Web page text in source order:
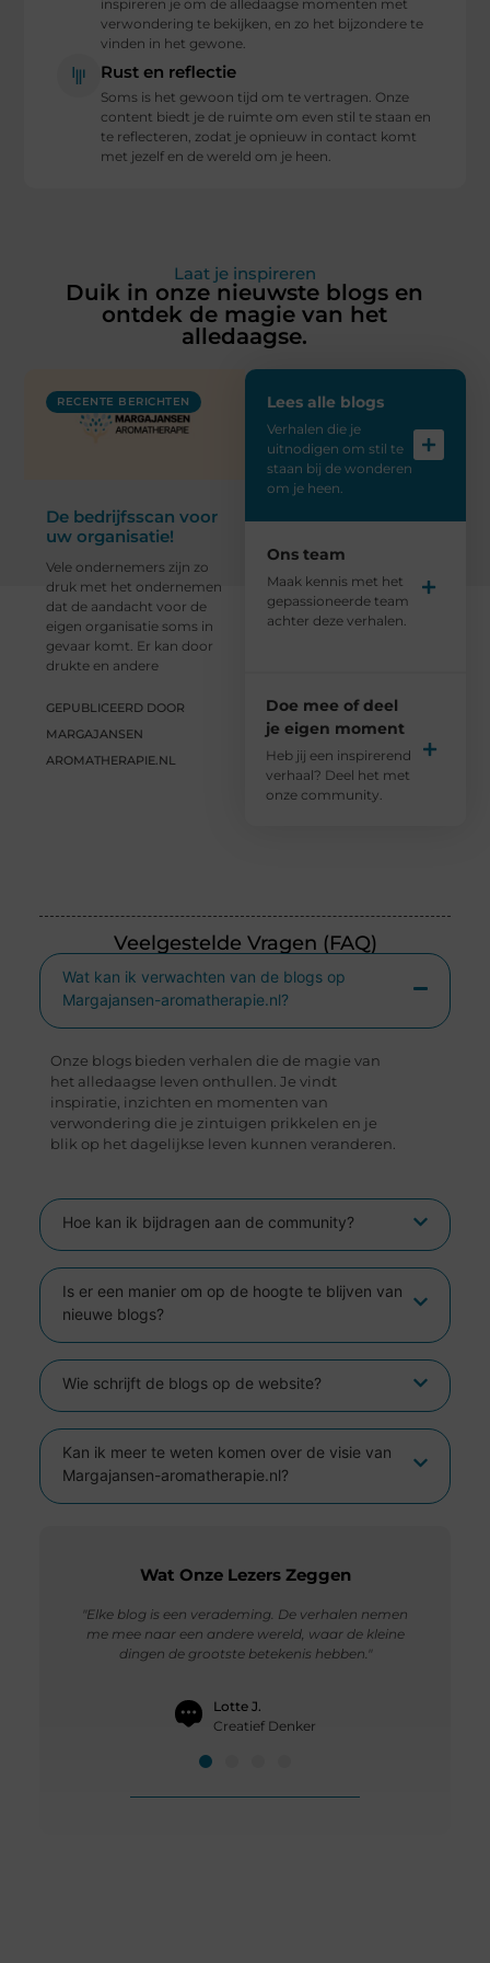
inspireren je om de alledaagse momenten met
verwondering te bekijken, en zo het bijzondere te
vinden in het gewone.
Rust en reflectie
Soms is het gewoon tijd om te vertragen. Onze
content biedt je de ruimte om even stil te staan en
te reflecteren, zodat je opnieuw in contact komt
met jezelf en de wereld om je heen.
Laat je inspireren
Duik in onze nieuwste blogs en
ontdek de magie van het
alledaagse.
RECENTE BERICHTEN
De bedrijfsscan voor
uw organisatie!
Vele ondernemers zijn zo
druk met het ondernemen
dat de aandacht voor de
eigen organisatie soms in
gevaar komt. Er kan door
drukte en andere
GEPUBLICEERD DOOR
MARGAJANSEN
AROMATHERAPIE.NL
Lees alle blogs
Verhalen die je
uitnodigen om stil te
staan bij de wonderen
om je heen.
Ons team
Maak kennis met het
gepassioneerde team
achter deze verhalen.
Doe mee of deel
je eigen moment
Heb jij een inspirerend
verhaal? Deel het met
onze community.
Veelgestelde Vragen (FAQ)
Wat kan ik verwachten van de blogs op
Margajansen-aromatherapie.nl?
Onze blogs bieden verhalen die de magie van
het alledaagse leven onthullen. Je vindt
inspiratie, inzichten en momenten van
verwondering die je zintuigen prikkelen en je
blik op het dagelijkse leven kunnen veranderen.
Hoe kan ik bijdragen aan de community?
Is er een manier om op de hoogte te blijven van
nieuwe blogs?
Wie schrijft de blogs op de website?
Kan ik meer te weten komen over de visie van
Margajansen-aromatherapie.nl?
Wat Onze Lezers Zeggen
"Elke blog is een verademing. De verhalen nemen
me mee naar een andere wereld, waar de kleine
dingen de grootste betekenis hebben."
Lotte J.
Creatief Denker